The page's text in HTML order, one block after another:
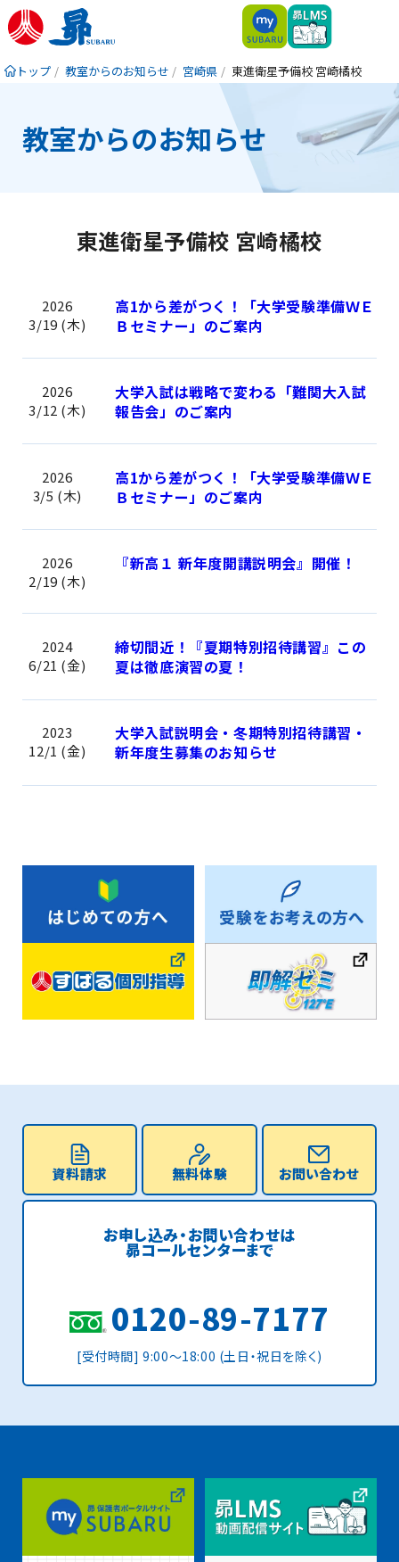
トップ 教室からのお知らせ 宮崎県 東進衛星予備校 宮崎橘校
教室からのお知らせ
東進衛星予備校 宮崎橘校
2026
3/19 (木)
高1から差がつく！「大学受験準備ＷＥ
Ｂセミナー」のご案内
2026
3/12 (木)
大学入試は戦略で変わる「難関大入試
報告会」のご案内
2026
3/5 (木)
高1から差がつく！「大学受験準備ＷＥ
Ｂセミナー」のご案内
2026
2/19 (木)
『新高１ 新年度開講説明会』開催！
2024
6/21 (金)
締切間近！『夏期特別招待講習』この
夏は徹底演習の夏！
2023
12/1 (金)
大学入試説明会・冬期特別招待講習・
新年度生募集のお知らせ
資料請求 無料体験 お問い合わせ
お申し込み・お問い合わせは
昴コールセンターまで
0120-89-7177
[受付時間] 9:00〜18:00 (土日・祝日を除く)